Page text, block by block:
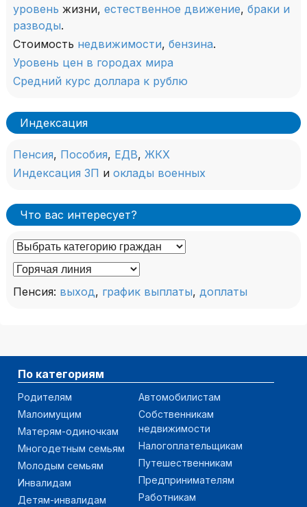
уровень жизни, естественное движение, браки и
разводы.
Стоимость недвижимости, бензина.
Уровень цен в городах мира
Средний курс доллара к рублю
Индексация
Пенсия, Пособия, ЕДВ, ЖКХ
Индексация ЗП и оклады военных
Что вас интересует?
Пенсия: выход, график выплаты, доплаты
По категориям
Родителям
Малоимущим
Матерям-одиночкам
Многодетным семьям
Молодым семьям
Инвалидам
Детям-инвалидам
Автомобилистам
Собственникам
недвижимости
Налогоплательщикам
Путешественникам
Предпринимателям
Работникам